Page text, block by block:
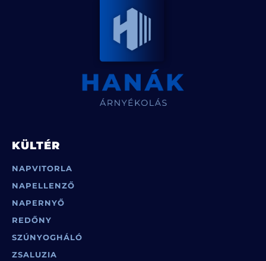
KÜLTÉR
NAPVITORLA
NAPELLENZŐ
NAPERNYŐ
REDŐNY
SZÚNYOGHÁLÓ
ZSALUZIA